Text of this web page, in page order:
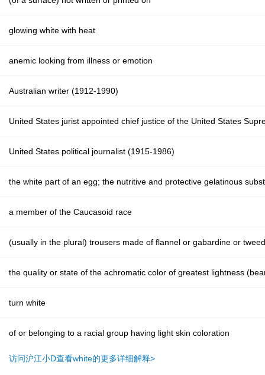
glowing white with heat
anemic looking from illness or emotion
Australian writer (1912-1990)
United States jurist appointed chief justice of the United States
United States political journalist (1915-1986)
the white part of an egg; the nutritive and protective gelatinous
a member of the Caucasoid race
(usually in the plural) trousers made of flannel or gabardine or
the quality or state of the achromatic color of greatest lightness
turn white
of or belonging to a racial group having light skin coloration
访问沪江小D查看white的更多详细解释>